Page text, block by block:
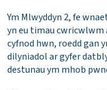
Ym Mlwyddyn 2, fe
yn eu timau cwricwlwm
cyfnod hwn, roedd gan
dilyniadol ar gyfer
destunau ym mhob